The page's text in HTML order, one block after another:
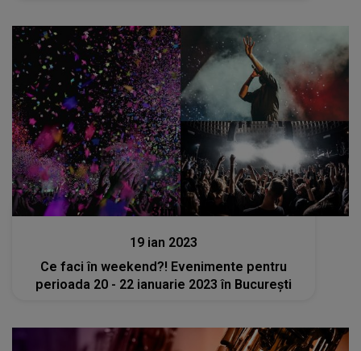
Stiri
19 ian 2023
Ce faci în weekend?! Evenimente pentru
perioada 20 - 22 ianuarie 2023 în București